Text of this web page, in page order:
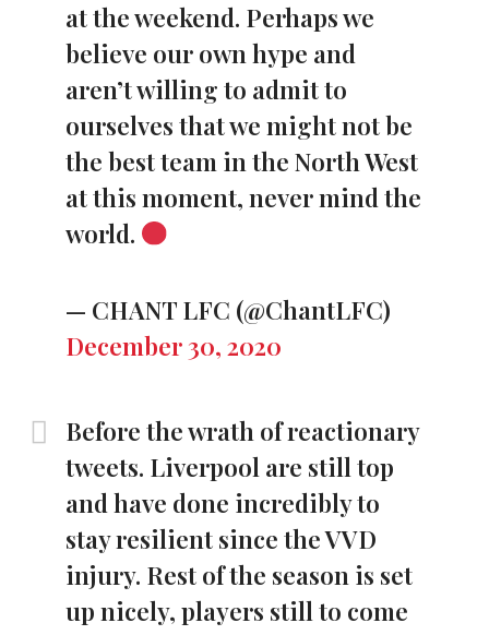
at the weekend. Perhaps we
believe our own hype and
aren’t willing to admit to
ourselves that we might not be
the best team in the North West
at this moment, never mind the
world.
— CHANT LFC (@ChantLFC)
December 30, 2020
Before the wrath of reactionary
tweets. Liverpool are still top
and have done incredibly to
stay resilient since the VVD
injury. Rest of the season is set
up nicely, players still to come